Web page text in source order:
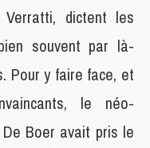
dictent les
souvent par là-
Pour y faire face, et
le néo-
Boer avait pris le